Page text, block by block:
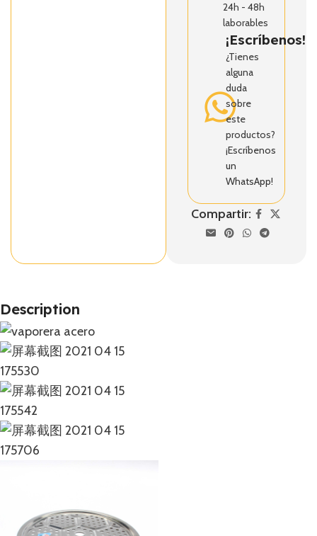
24h - 48h
laborables
¡Escríbenos!
¿Tienes
alguna
duda
sobre
este
productos?
¡Escríbenos
un
WhatsApp!
Compartir:
Description